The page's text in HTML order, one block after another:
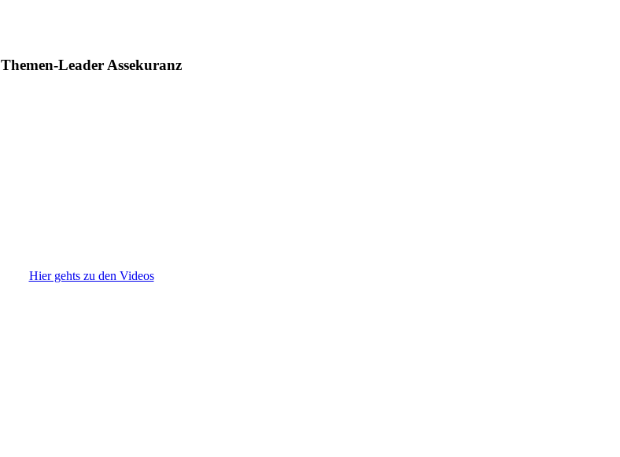
Themen-Leader Assekuranz
Hier gehts zu den Videos